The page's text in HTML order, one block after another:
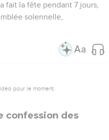
fait la fête pendant 7 jours,
solennelle,
pour le moment.
confession des